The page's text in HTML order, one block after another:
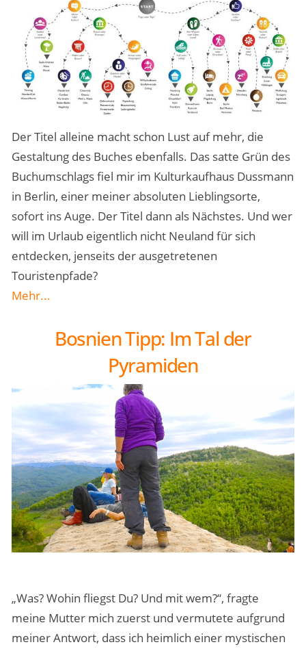
Der Titel alleine macht schon Lust auf mehr, die
Gestaltung des Buches ebenfalls. Das satte Grün des
Buchumschlags fiel mir im Kulturkaufhaus Dussmann
in Berlin, einer meiner absoluten Lieblingsorte,
sofort ins Auge. Der Titel dann als Nächstes. Und wer
will im Urlaub eigentlich nicht Neuland für sich
entdecken, jenseits der ausgetretenen
Touristenpfade?
Mehr...
Bosnien Tipp: Im Tal der
Pyramiden
„Was? Wohin fliegst Du? Und mit wem?“, fragte
meine Mutter mich zuerst und vermutete aufgrund
meiner Antwort, dass ich heimlich einer mystischen